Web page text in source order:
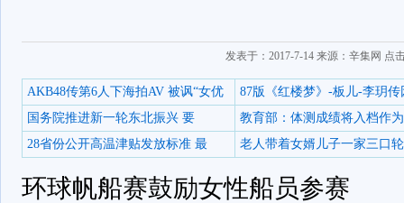
发表于：2017-7-14 来源：辛集网 点
AKB48传第6人下海拍AV 被讽“女优
87版《红楼梦》-板儿-李玥传
国务院推进新一轮东北振兴 要
教育部：体测成绩将入档作
28省份公开高温津贴发放标准 最
老人带着女婿儿子一家三口
环球帆船赛鼓励女性船员参赛